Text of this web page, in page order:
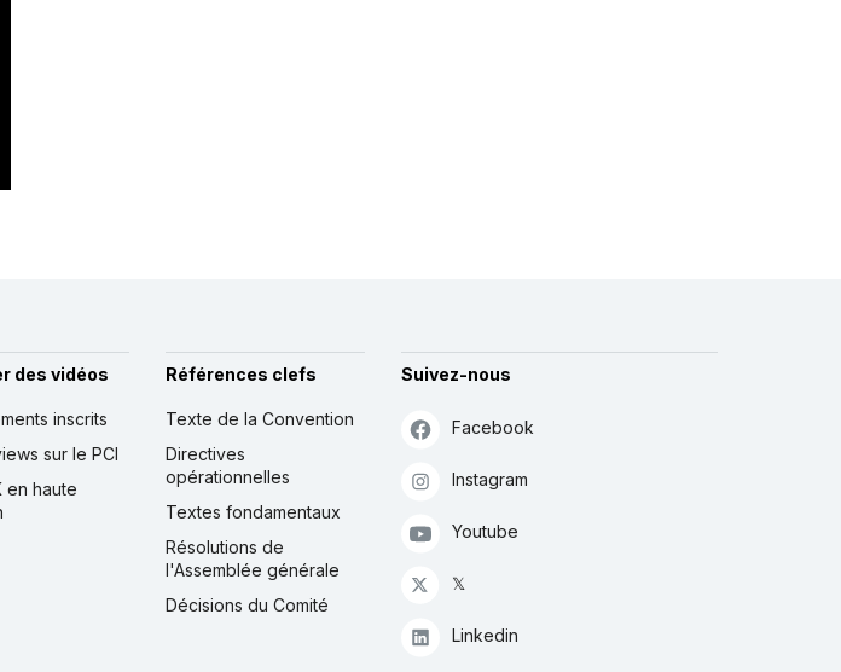
des vidéos
inscrits
sur le PCI
en haute
Références clefs
Texte de la Convention
Directives
opérationnelles
Textes fondamentaux
Résolutions de
l'Assemblée générale
Décisions du Comité
Suivez-nous
Facebook
Instagram
Youtube
𝕏
Linkedin